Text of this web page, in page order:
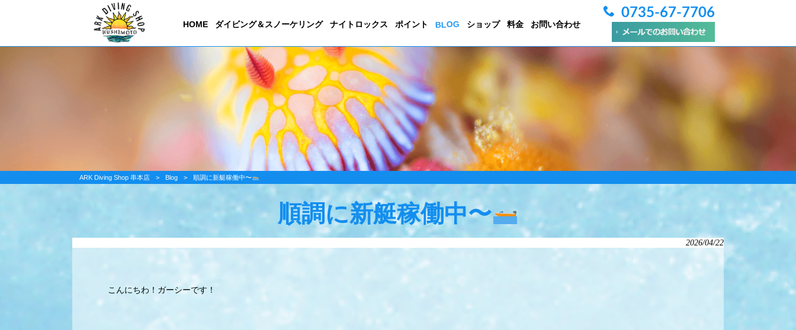
HOME ダイビング＆スノーケリング ナイトロックス ポイント BLOG ショップ 料金 お問い合わせ
0735-67-7706
ARK Diving Shop 串本店 > Blog > 順調に新艇稼働中〜
順調に新艇稼働中〜
2026/04/22
こんにちわ！ガーシーです！